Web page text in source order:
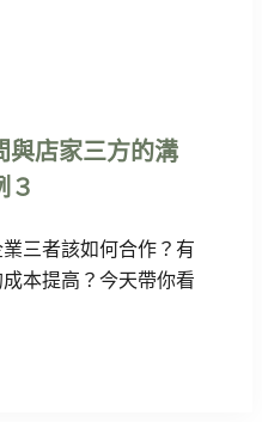
與店家三方的溝
３
三者該如何合作？有
本提高？今天帶你看